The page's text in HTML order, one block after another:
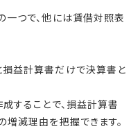
一つで、他には賃借対照表
益計算書だけで決算書と
することで、損益計算書
増減理由を把握できます。